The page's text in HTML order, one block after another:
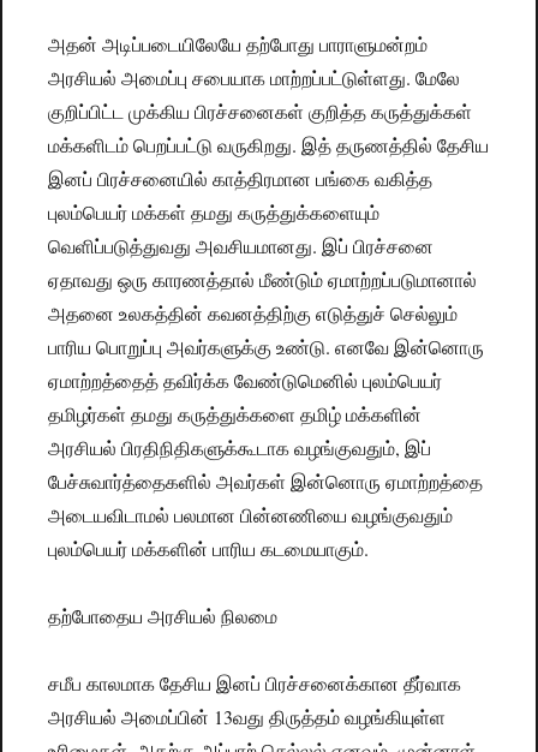
அதன் அடிப்படையிலேயே தற்போது பாராளுமன்றம்
அரசியல் அமைப்பு சபையாக மாற்றப்பட்டுள்ளது. மேலே
குறிப்பிட்ட முக்கிய பிரச்சனைகள் குறித்த கருத்துக்கள்
மக்களிடம் பெறப்பட்டு வருகிறது. இத் தருணத்தில் தேசிய
இனப் பிரச்சனையில் காத்திரமான பங்கை வகித்த
புலம்பெயர் மக்கள் தமது கருத்துக்களையும்
வெளிப்படுத்துவது அவசியமானது. இப் பிரச்சனை
ஏதாவது ஒரு காரணத்தால் மீண்டும் ஏமாற்றப்படுமானால்
அதனை உலகத்தின் கவனத்திற்கு எடுத்துச் செல்லும்
பாரிய பொறுப்பு அவர்களுக்கு உண்டு. எனவே இன்னொரு
ஏமாற்றத்தைத் தவிர்க்க வேண்டுமெனில் புலம்பெயர்
தமிழர்கள் தமது கருத்துக்களை தமிழ் மக்களின்
அரசியல் பிரதிநிதிகளுக்கூடாக வழங்குவதும், இப்
பேச்சுவார்த்தைகளில் அவர்கள் இன்னொரு ஏமாற்றத்தை
அடையவிடாமல் பலமான பின்னணியை வழங்குவதும்
புலம்பெயர் மக்களின் பாரிய கடமையாகும்.
தற்போதைய அரசியல் நிலமை
சமீப காலமாக தேசிய இனப் பிரச்சனைக்கான தீர்வாக
அரசியல் அமைப்பின் 13வது திருத்தம் வழங்கியுள்ள